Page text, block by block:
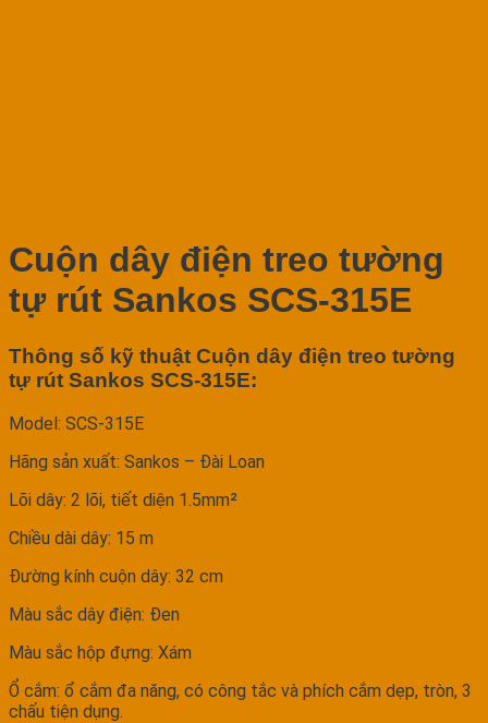
Cuộn dây điện treo tường
tự rút Sankos SCS-315E
Thông số kỹ thuật Cuộn dây điện treo tường
tự rút Sankos SCS-315E:
Model: SCS-315E
Hãng sản xuất: Sankos – Đài Loan
Lõi dây: 2 lõi, tiết diện 1.5mm²
Chiều dài dây: 15 m
Đường kính cuộn dây: 32 cm
Màu sắc dây điện: Đen
Màu sắc hộp đựng: Xám
Ổ cắm: ổ cắm đa năng, có công tắc và phích cắm dẹp, tròn, 3
chấu tiện dụng.